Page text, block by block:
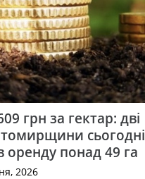
грн за гектар: дві
сьогодні
оренду понад 49 га
2026